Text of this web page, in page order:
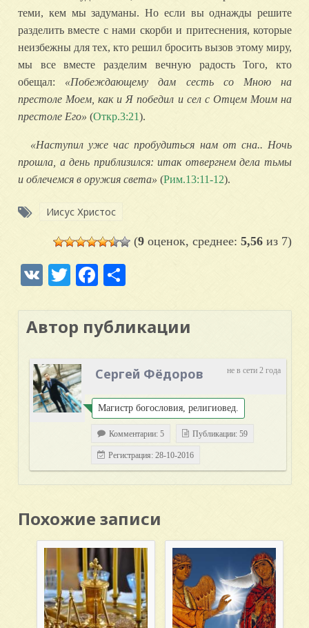
теми, кем мы задуманы. Но если вы однажды решите
разделить вместе с нами скорби и притеснения, которые
неизбежны для тех, кто решил бросить вызов этому миру,
мы все вместе разделим вечную радость Того, кто
обещал: «Побеждающему дам сесть со Мною на
престоле Моем, как и Я победил и сел с Отцем Моим на
престоле Его» (Откр.3:21).
«Наступил уже час пробудиться нам от сна.. Ночь
прошла, а день приблизился: итак отвергнем дела тьмы
и облечемся в оружия света» (Рим.13:11-12).
Иисус Христос
(9 оценок, среднее: 5,56 из 7)
VK TwitterFacebook
Автор публикации
не в сети 2 года
Сергей Фёдоров
Магистр богословия, религиовед.
Комментарии: 5 Публикации: 59
Регистрация: 28-10-2016
Похожие записи